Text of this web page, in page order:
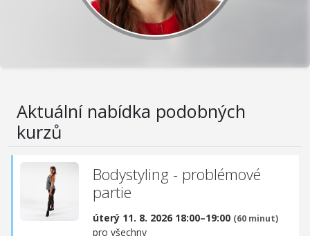
Aktuální nabídka podobných
kurzů
Bodystyling - problémové
partie
úterý 11. 8. 2026 18:00–19:00 (60 minut)
pro všechny